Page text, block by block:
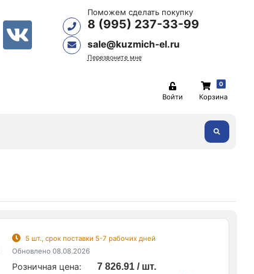
Поможем сделать покупку
8 (995) 237-33-99
sale@kuzmich-el.ru
Перезвоните мне
Войти
0
Корзина
5 шт., срок поставки 5-7 рабочих дней
Обновлено 08.08.2026
Розничная цена:
7 826.91 / шт.